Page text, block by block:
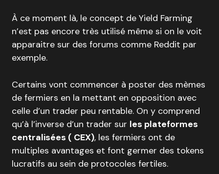
À ce moment là, le concept de Yield Farming
n’est pas encore très utilisé même si on le voit
apparaitre sur des forums comme Reddit par
exemple.
Certains vont commencer à poster des mèmes
de fermiers en la mettant en opposition avec
celle d’un trader peu rentable. On y comprend
qu’à l’inverse d’un trader sur les plateformes
centralisées ( CEX), les fermiers ont de
multiples avantages et font germer des tokens
lucratifs au sein de protocoles fertiles.